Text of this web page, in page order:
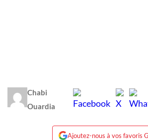
Chabi
Ouardia
Ajoutez-nous à vos favoris